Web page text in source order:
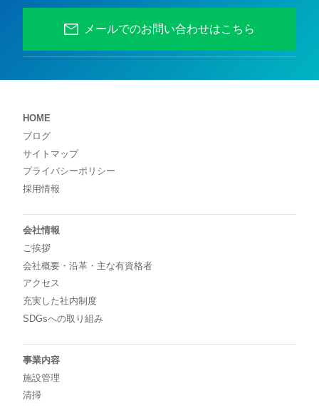
メールでのお問い合わせはこちら
HOME
ブログ
サイトマップ
プライバシーポリシー
採用情報
会社情報
ご挨拶
会社概要・沿革・主な有資格者
アクセス
充実した社内制度
SDGsへの取り組み
事業内容
施設管理
清掃